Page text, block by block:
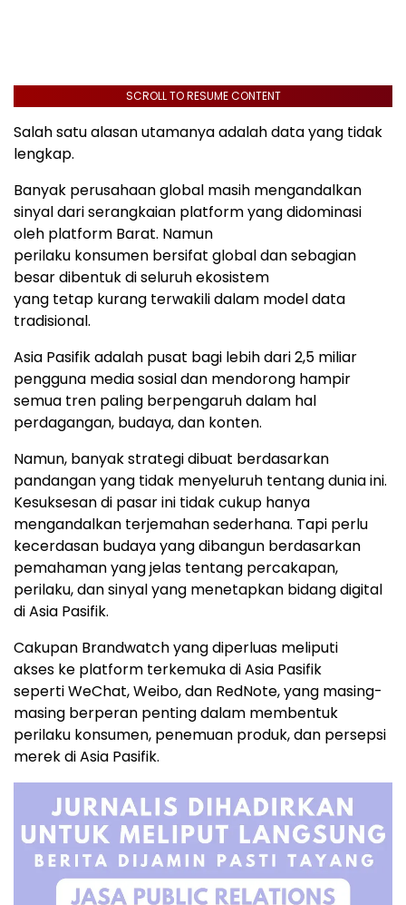
SCROLL TO RESUME CONTENT
Salah satu alasan utamanya adalah data yang tidak
lengkap.
Banyak perusahaan global masih mengandalkan
sinyal dari serangkaian platform yang didominasi
oleh platform Barat. Namun
perilaku konsumen bersifat global dan sebagian
besar dibentuk di seluruh ekosistem
yang tetap kurang terwakili dalam model data
tradisional.
Asia Pasifik adalah pusat bagi lebih dari 2,5 miliar
pengguna media sosial dan mendorong hampir
semua tren paling berpengaruh dalam hal
perdagangan, budaya, dan konten.
Namun, banyak strategi dibuat berdasarkan
pandangan yang tidak menyeluruh tentang dunia ini.
Kesuksesan di pasar ini tidak cukup hanya
mengandalkan terjemahan sederhana. Tapi perlu
kecerdasan budaya yang dibangun berdasarkan
pemahaman yang jelas tentang percakapan,
perilaku, dan sinyal yang menetapkan bidang digital
di Asia Pasifik.
Cakupan Brandwatch yang diperluas meliputi
akses ke platform terkemuka di Asia Pasifik
seperti WeChat, Weibo, dan RedNote, yang masing-
masing berperan penting dalam membentuk
perilaku konsumen, penemuan produk, dan persepsi
merek di Asia Pasifik.